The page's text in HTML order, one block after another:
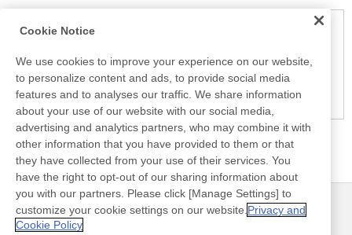
Notice
may be different from the information at other medias.
Please be forewarned.
最新消息
聯絡方式
常見問答集
Cookie Notice
We use cookies to improve your experience on our website,
to personalize content and ads, to provide social media
features and to analyses our traffic. We share information
about your use of our website with our social media,
advertising and analytics partners, who may combine it with
other information that you have provided to them or that
they have collected from your use of their services. You
have the right to opt-out of our sharing information about
you with our partners. Please click [Manage Settings] to
customize your cookie settings on our website. Privacy and
Cookie Policy